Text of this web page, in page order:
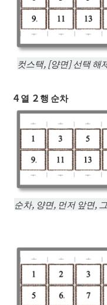
컷스택, [양면] 선택 해
４열 ２행 순차
순차, 양면, 먼저 앞면,